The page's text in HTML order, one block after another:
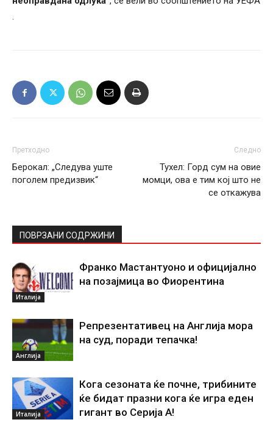
.
Претходно
Берокал: „Следува уште
поголем предизвик“
Следно
Тухел: Горд сум на овие
момци, ова е тим кој што не
се откажува
ПОВРЗАНИ СОДРЖИНИ
Италија
Франко Мастантуоно и официјално
на позајмица во Фиорентина
Англија
Репрезентативец на Англија мора
на суд, поради тепачка!
Италија
Кога сезоната ќе почне, трибините
ќе бидат празни кога ќе игра еден
гигант во Серија А!